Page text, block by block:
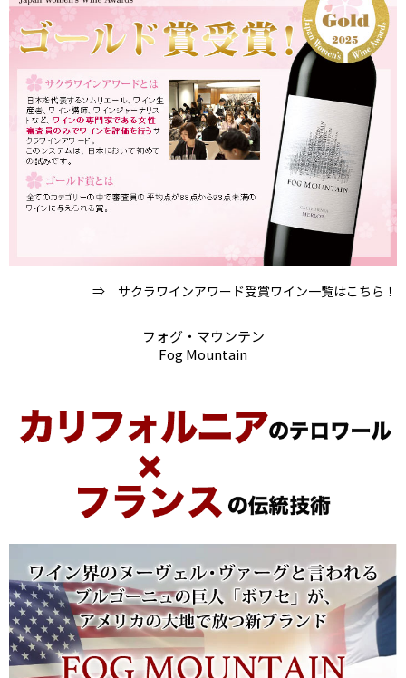
⇒ サクラワインアワード受賞ワイン一覧はこちら！
フォグ・マウンテン
Fog Mountain